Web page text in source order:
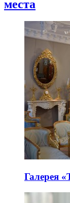
места
Галерея